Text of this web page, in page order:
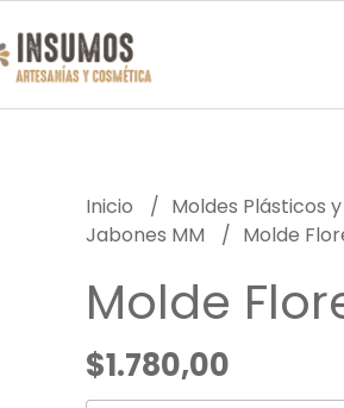
Inicio
Moldes Plásticos
Jabones MM
Molde
Molde
$1.780,00